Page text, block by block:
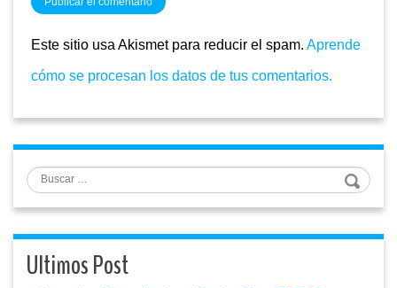
Este sitio usa Akismet para reducir el spam. Aprende
cómo se procesan los datos de tus comentarios.
Buscar
Ultimos Post